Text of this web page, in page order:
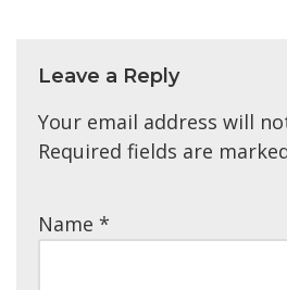
Leave a Reply
Your email address will
Required fields are
Name *